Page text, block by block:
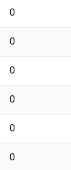
0
0
0
0
0
0